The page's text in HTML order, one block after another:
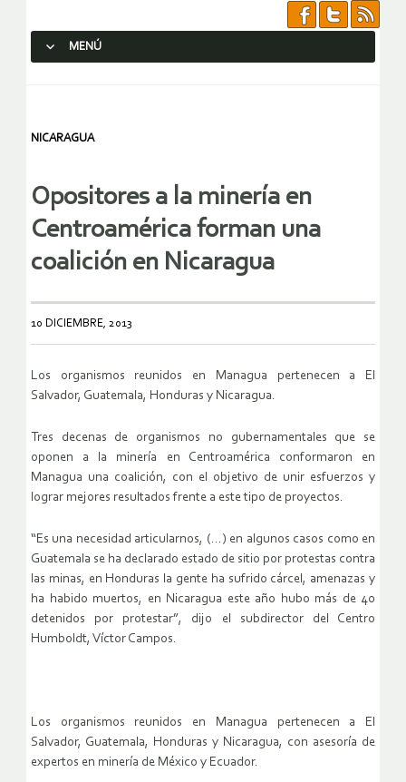
MENÚ
NICARAGUA
Opositores a la minería en
Centroamérica forman una
coalición en Nicaragua
10 DICIEMBRE, 2013
Los organismos reunidos en Managua pertenecen a El
Salvador, Guatemala, Honduras y Nicaragua.
Tres decenas de organismos no gubernamentales que se
oponen a la minería en Centroamérica conformaron en
Managua una coalición, con el objetivo de unir esfuerzos y
lograr mejores resultados frente a este tipo de proyectos.
“Es una necesidad articularnos, (…) en algunos casos como en
Guatemala se ha declarado estado de sitio por protestas contra
las minas, en Honduras la gente ha sufrido cárcel, amenazas y
ha habido muertos, en Nicaragua este año hubo más de 40
detenidos por protestar”, dijo el subdirector del Centro
Humboldt, Víctor Campos.
Los organismos reunidos en Managua pertenecen a El
Salvador, Guatemala, Honduras y Nicaragua, con asesoría de
expertos en minería de México y Ecuador.